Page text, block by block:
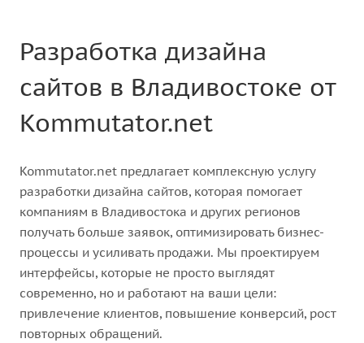
Разработка дизайна
сайтов в Владивостоке от
Kommutator.net
Kommutator.net предлагает комплексную услугу
разработки дизайна сайтов, которая помогает
компаниям в Владивостока и других регионов
получать больше заявок, оптимизировать бизнес-
процессы и усиливать продажи. Мы проектируем
интерфейсы, которые не просто выглядят
современно, но и работают на ваши цели:
привлечение клиентов, повышение конверсий, рост
повторных обращений.